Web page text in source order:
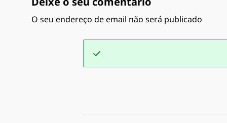
O seu endereço de email não será publicado